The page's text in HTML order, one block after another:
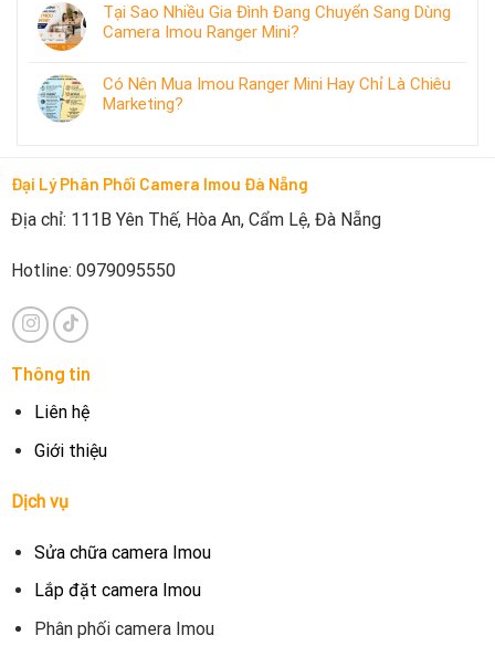
Tại Sao Nhiều Gia Đình Đang Chuyển Sang Dùng
Camera Imou Ranger Mini?
Có Nên Mua Imou Ranger Mini Hay Chỉ Là Chiêu
Marketing?
Đại Lý Phân Phối Camera Imou Đà Nẵng
Địa chỉ: 111B Yên Thế, Hòa An, Cẩm Lệ, Đà Nẵng
Hotline: 0979095550
Thông tin
Liên hệ
Giới thiệu
Dịch vụ
Sửa chữa camera Imou
Lắp đặt camera Imou
Phân phối camera Imou